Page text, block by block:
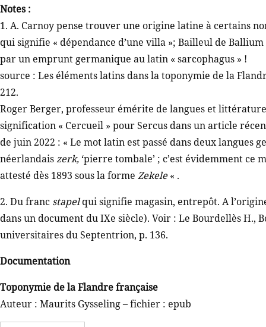
Notes :
1. A. Carnoy pense trouver une origine latine à certains
qui signifie « dépendance d’une villa »; Bailleul de
par un emprunt germanique au latin « sarcophagus » !
source : Les éléments latins dans la toponymie de la
212.
Roger Berger, professeur émérite de langues et
signification « Cercueil » pour Sercus dans un article
de juin 2022 : « Le mot latin est passé dans deux langues
néerlandaiszerk, ‘pierre tombale’ ; c’est évidemment ce
attesté dès 1893 sous la forme Zekele« .
2. Du franc stapelqui signifie magasin, entrepôt. A
dans un document du IXe siècle). Voir : Le Bourdellès H.,
universitaires du Septentrion, p. 136.
Documentation
Toponymie de la Flandre française
Auteur : Maurits Gysseling – fichier : epub